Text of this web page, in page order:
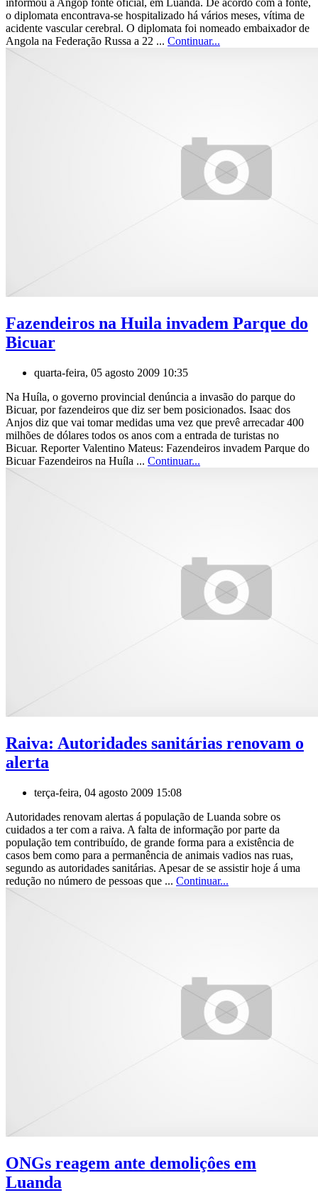
informou à Angop fonte oficial, em Luanda. De acordo com a fonte,
o diplomata encontrava-se hospitalizado há vários meses, vítima de
acidente vascular cerebral. O diplomata foi nomeado embaixador de
Angola na Federação Russa a 22 ... Continuar...
Fazendeiros na Huila invadem Parque do
Bicuar
quarta-feira, 05 agosto 2009 10:35
Na Huíla, o governo provincial denúncia a invasão do parque do
Bicuar, por fazendeiros que diz ser bem posicionados. Isaac dos
Anjos diz que vai tomar medidas uma vez que prevê arrecadar 400
milhões de dólares todos os anos com a entrada de turistas no
Bicuar. Reporter Valentino Mateus: Fazendeiros invadem Parque do
Bicuar Fazendeiros na Huíla ... Continuar...
Raiva: Autoridades sanitárias renovam o
alerta
terça-feira, 04 agosto 2009 15:08
Autoridades renovam alertas á população de Luanda sobre os
cuidados a ter com a raiva. A falta de informação por parte da
população tem contribuído, de grande forma para a existência de
casos bem como para a permanência de animais vadios nas ruas,
segundo as autoridades sanitárias. Apesar de se assistir hoje á uma
redução no número de pessoas que ... Continuar...
ONGs reagem ante demoliçôes em
Luanda